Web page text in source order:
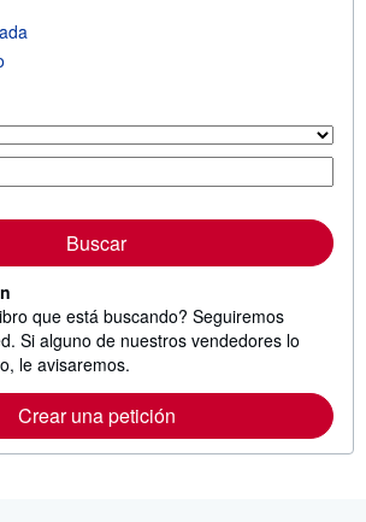
Buscar
que está buscando? Seguiremos
Si alguno de nuestros vendedores lo
le avisaremos.
Crear una petición